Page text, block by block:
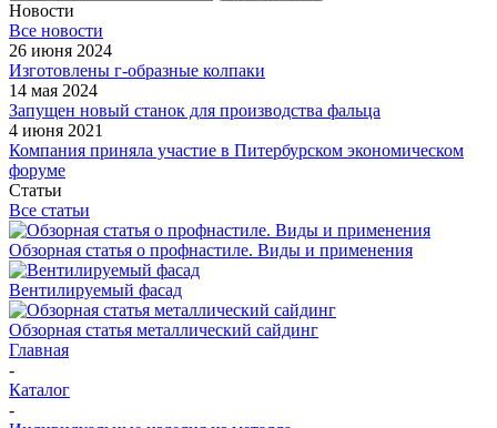
Новости
Все новости
26 июня 2024
Изготовлены г-образные колпаки
14 мая 2024
Запущен новый станок для производства фальца
4 июня 2021
Компания приняла участие в Питербурском экономическом
форуме
Статьи
Все статьи
Обзорная статья о профнастиле. Виды и применения
Вентилируемый фасад
Обзорная статья металлический сайдинг
Главная
-
Каталог
-